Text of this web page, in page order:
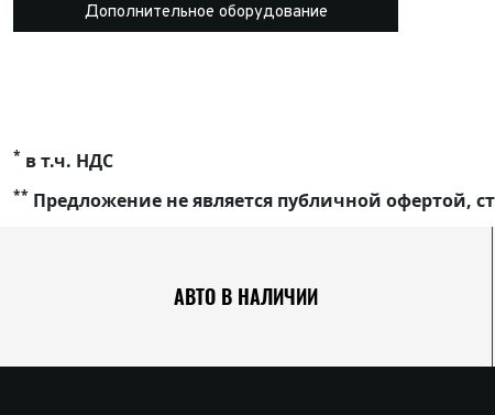
Дополнительное оборудование
* в т.ч. НДС
** Предложение не является публичной офертой,
АВТО В НАЛИЧИИ